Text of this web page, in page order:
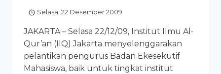
Selasa, 22 Desember 2009
JAKARTA – Selasa 22/12/09, Institut Ilmu Al-
Qur’an (IIQ) Jakarta menyelenggarakan
pelantikan pengurus Badan Ekesekutif
Mahasiswa, baik untuk tingkat institut